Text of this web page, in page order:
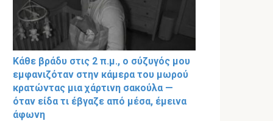
Κάθε βράδυ στις 2 π.μ., ο σύζυγός μου
εμφανιζόταν στην κάμερα του μωρού
κρατώντας μια χάρτινη σακούλα —
όταν είδα τι έβγαζε από μέσα, έμεινα
άφωνη